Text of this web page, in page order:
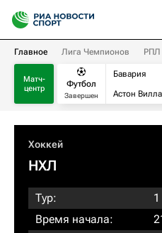
Главное Лига Чемпионов РПЛ
Матч-
центр
Футбол
Завершен
Бавария
Астон Вилла
Хоккей
НХЛ
Тур:
1
Время начала: